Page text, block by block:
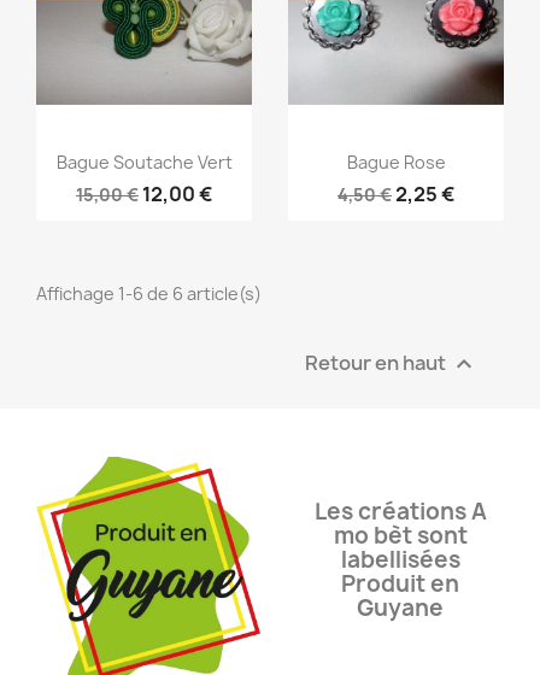
Bague Soutache Vert
15,00 € 12,00 €
Bague Rose
4,50 €2,25 €
Affichage 1-6 de 6 article(s)
Retour en haut 
Les créations A
mo bèt sont
labellisées
Produit en
Guyane